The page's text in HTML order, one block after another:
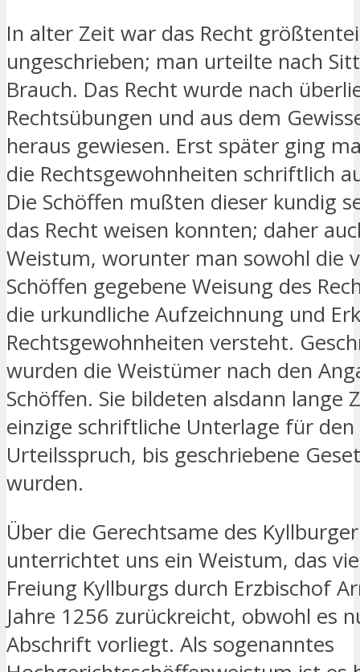
In alter Zeit war das Recht
ungeschrieben; man urteilte nach
Brauch. Das Recht wurde nach
Rechtsübungen und aus dem
heraus gewiesen. Erst später ging
die Rechtsgewohnheiten schriftlich
Die Schöffen mußten dieser kundig
das Recht weisen konnten; daher
Weistum, worunter man sowohl die
Schöffen gegebene Weisung des
die urkundliche Aufzeichnung und
Rechtsgewohnheiten versteht.
wurden die Weistümer nach den
Schöffen. Sie bildeten alsdann lange
einzige schriftliche Unterlage für den
Urteilsspruch, bis geschriebene
wurden.
Über die Gerechtsame des
unterrichtet uns ein Weistum, das
Freiung Kyllburgs durch Erzbischof
Jahre 1256 zurückreicht, obwohl es
Abschrift vorliegt. Als sogenanntes